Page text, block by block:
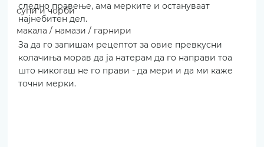
супи и чорби
макала / намази / гарнири
следно правење, ама мерките и остануваат
најнебитен дел.
За да го запишам рецептот за овие превкусни
колачиња морав да ја натерам да го направи тоа
што никогаш не го прави - да мери и да ми каже
точни мерки.